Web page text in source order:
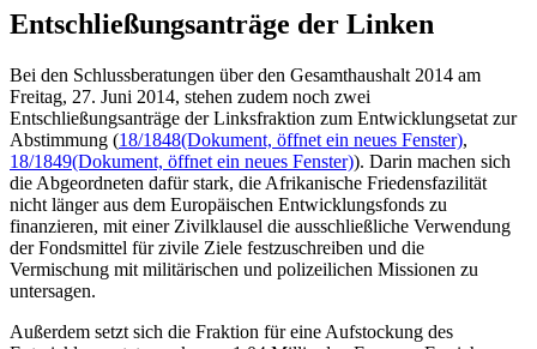
Entschließungsanträge der Linken
Bei den Schlussberatungen über den Gesamthaushalt 2014 am
Freitag, 27. Juni 2014, stehen zudem noch zwei
Entschließungsanträge der Linksfraktion zum Entwicklungsetat zur
Abstimmung (18/1848(Dokument, öffnet ein neues Fenster),
18/1849(Dokument, öffnet ein neues Fenster)). Darin machen sich
die Abgeordneten dafür stark, die Afrikanische Friedensfazilität
nicht länger aus dem Europäischen Entwicklungsfonds zu
finanzieren, mit einer Zivilklausel die ausschließliche Verwendung
der Fondsmittel für zivile Ziele festzuschreiben und die
Vermischung mit militärischen und polizeilichen Missionen zu
untersagen.
Außerdem setzt sich die Fraktion für eine Aufstockung des